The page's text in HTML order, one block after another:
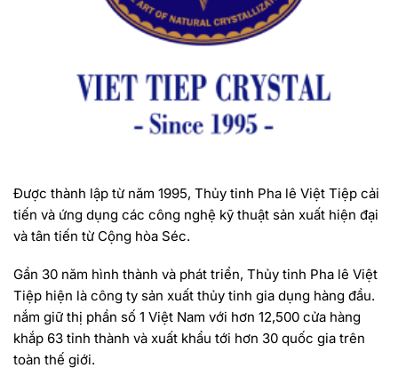
Được thành lập từ năm 1995, Thủy tinh Pha lê Việt Tiệp cải
tiến và ứng dụng các công nghệ kỹ thuật sản xuất hiện đại
và tân tiến từ Cộng hòa Séc.
Gần 30 năm hình thành và phát triển, Thủy tinh Pha lê Việt
Tiệp hiện là công ty sản xuất thủy tinh gia dụng hàng đầu.
nắm giữ thị phần số 1 Việt Nam với hơn 12,500 cửa hàng
khắp 63 tỉnh thành và xuất khẩu tới hơn 30 quốc gia trên
toàn thế giới.